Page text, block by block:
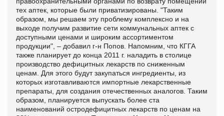
тех аптек, которые были приватизированы. "Таким
образом, мы решаем эту проблему комплексно и на
выходе получим развитие сети коммунальных аптек с
доступными ценами и широким ассортиментом
продукции", – добавил г-н Попов. Напомним, что КГГА
также планирует до конца 2011 г. наладить в столице
производство дефицитных лекарств по сниженным
ценам. Для этого будут закупаться ингредиенты, из
которых изготавливаются импортные лекарственные
препараты, для создания отечественных аналогов. Таким
образом, планируется выпускать более ста
наименований остродефицитных лекарств по ценам на